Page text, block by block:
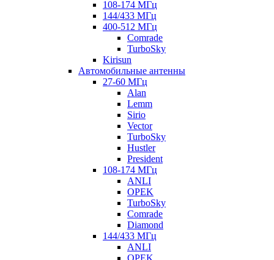
108-174 МГц
144/433 МГц
400-512 МГц
Comrade
TurboSky
Kirisun
Автомобильные антенны
27-60 МГц
Alan
Lemm
Sirio
Vector
TurboSky
Hustler
President
108-174 МГц
ANLI
OPEK
TurboSky
Comrade
Diamond
144/433 МГц
ANLI
OPEK